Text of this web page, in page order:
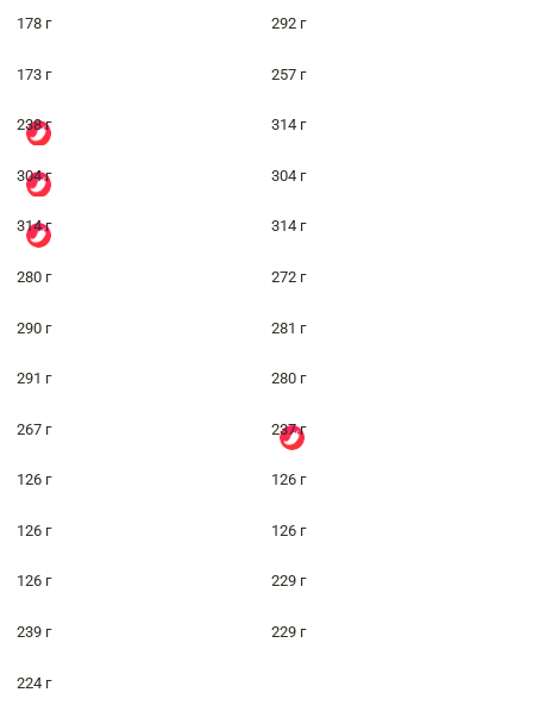
178 г 292 г
173 г 257 г
238 г 314 г
304 г 304 г
314 г 314 г
280 г 272 г
290 г 281 г
291 г 280 г
267 г 237 г
126 г 126 г
126 г 126 г
126 г 229 г
239 г 229 г
224 г